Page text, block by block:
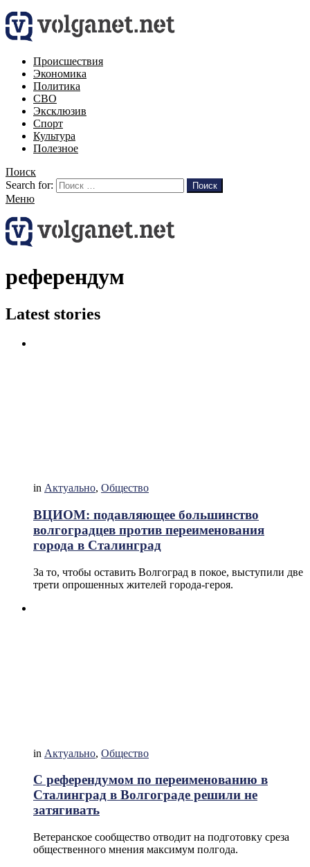
Происшествия
Экономика
Политика
СВО
Эксклюзив
Спорт
Культура
Полезное
Поиск
Search for:
Поиск
Меню
референдум
Latest stories
in Актуально, Общество
ВЦИОМ: подавляющее большинство
волгоградцев против переименования
города в Сталинград
За то, чтобы оставить Волгоград в покое, выступили две
трети опрошенных жителей города-героя.
in Актуально, Общество
С референдумом по переименованию в
Сталинград в Волгограде решили не
затягивать
Ветеранское сообщество отводит на подготовку среза
общественного мнения максимум полгода.